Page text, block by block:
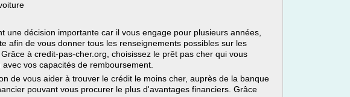
une décision importante car il vous engage pour plusieurs années,
afin de vous donner tous les renseignements possibles sur les
à credit-pas-cher.org, choisissez le prêt pas cher qui vous
vos capacités de remboursement.
de vous aider à trouver le crédit le moins cher, auprès de la banque
pouvant vous procurer le plus d'avantages financiers. Grâce